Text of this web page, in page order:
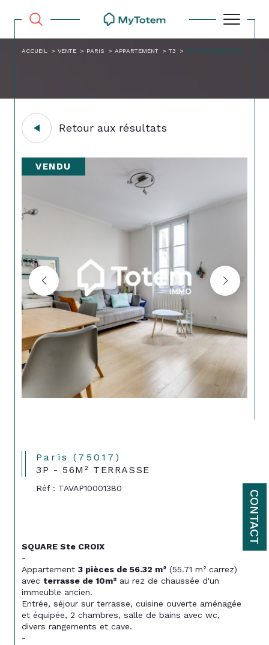
CONTACT
ACCUEIL VENTE PARIS APPARTEMENT T3 3P 56M TERRASSE
Retour aux résultats
VENDU
Paris (75017)
3P - 56M² TERRASSE
Réf : TAVAP10001380
SQUARE Ste CROIX
-
Appartement 3 pièces de 56.32 m² (55.71 m² carrez)
avec terrasse de 10m² au rez de chaussée d'un
immeuble ancien.
Entrée, séjour sur terrasse, cuisine ouverte aménagée
et équipée, 2 chambres, salle de bains avec wc,
divers rangements et cave.
-